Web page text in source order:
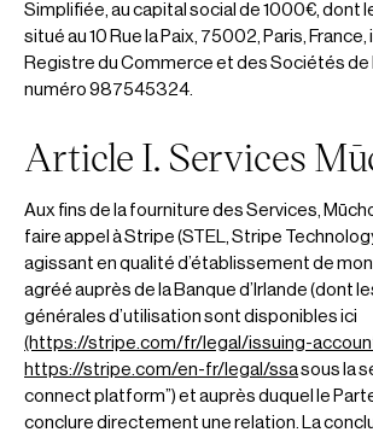
Simplifiée, au capital social de 1000€, dont
situé au 10 Rue la Paix, 75002, Paris,
Registre du Commerce et des Sociétés de
numéro 987545324.
Article I. Services
Aux fins de la fourniture des Services,
faire appel à Stripe (STEL, Stripe
agissant en qualité d’établissement de
agréé auprès de la Banque d’Irlande (dont
générales d’utilisation sont disponibles ici
(https://stripe.com/fr/legal/issuing-
https://stripe.com/en-fr/legal/ssasous la
connect platform”) et auprès duquel le
conclure directement une relation. La